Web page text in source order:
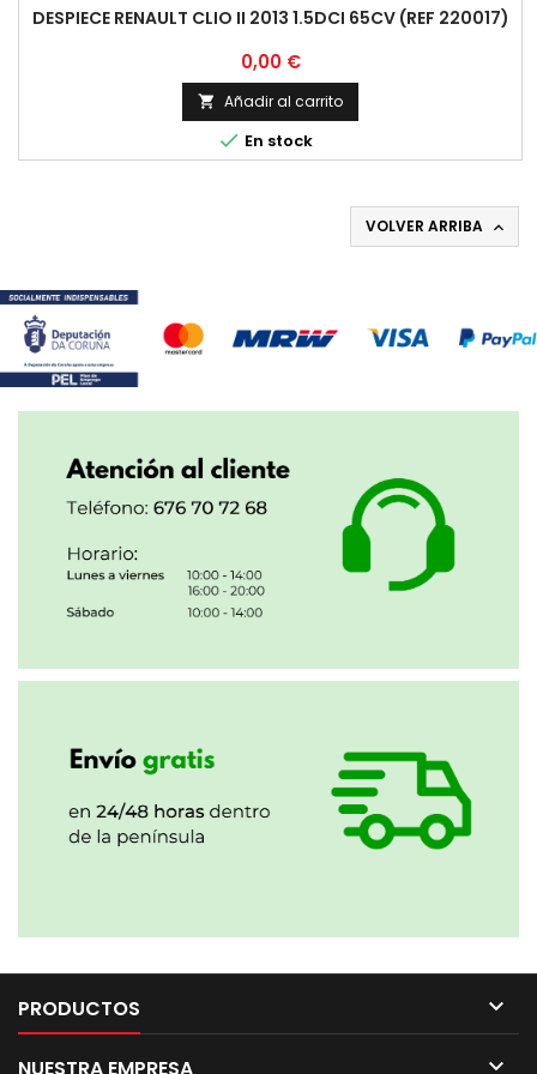
DESPIECE RENAULT CLIO II 2013 1.5DCI 65CV (REF 220017)
Precio
0,00 €
 Añadir al carrito
 En stock
VOLVER ARRIBA 
PRODUCTOS 
